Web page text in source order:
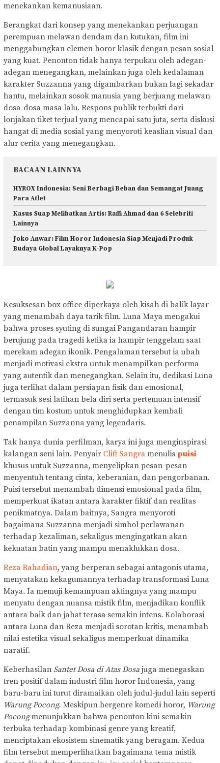
menekankan kemanusiaan.
Berangkat dari konsep yang menekankan perjuangan
perempuan melawan dendam dan kutukan, film ini
menggabungkan elemen horor klasik dengan pesan sosial
yang kuat. Penonton tidak hanya terpukau oleh adegan-
adegan menegangkan, melainkan juga oleh kedalaman
karakter Suzzanna yang digambarkan bukan lagi sekadar
hantu, melainkan sosok manusia yang berjuang melawan
dosa-dosa masa lalu. Respons publik terbukti dari
lonjakan tiket terjual yang mencapai satu juta, serta diskusi
hangat di media sosial yang menyoroti keaslian visual dan
alur cerita yang menegangkan.
BACAAN LAINNYA
HYROX Indonesia: Seni Berbagi Beban dan Semangat Juang
Para Atlet
Kasus Suap Melibatkan Artis: Raffi Ahmad dan 6 Selebriti
Lainnya
Joko Anwar: Film Horor Indonesia Siap Menjadi Produk
Budaya Global Layaknya K-Pop
Kesuksesan box office diperkaya oleh kisah di balik layar
yang menambah daya tarik film. Luna Maya mengakui
bahwa proses syuting di sungai Pangandaran hampir
berujung pada tragedi ketika ia hampir tenggelam saat
merekam adegan ikonik. Pengalaman tersebut ia ubah
menjadi motivasi ekstra untuk menampilkan performa
yang autentik dan menegangkan. Selain itu, dedikasi Luna
juga terlihat dalam persiapan fisik dan emosional,
termasuk sesi latihan bela diri serta pertemuan intensif
dengan tim kostum untuk menghidupkan kembali
penampilan Suzzanna yang legendaris.
Tak hanya dunia perfilman, karya ini juga menginspirasi
kalangan seni lain. Penyair Clift Sangra menulis puisi
khusus untuk Suzzanna, menyelipkan pesan-pesan
menyentuh tentang cinta, keberanian, dan pengorbanan.
Puisi tersebut menambah dimensi emosional pada film,
memperkuat ikatan antara karakter fiktif dan realitas
penikmatnya. Dalam baitnya, Sangra menyoroti
bagaimana Suzzanna menjadi simbol perlawanan
terhadap kezaliman, sekaligus mengingatkan akan
kekuatan batin yang mampu menaklukkan dosa.
Reza Rahadian, yang berperan sebagai antagonis utama,
menyatakan kekagumannya terhadap transformasi Luna
Maya. Ia memuji kemampuan aktingnya yang mampu
menyatu dengan nuansa mistik film, menjadikan konflik
antara baik dan jahat terasa semakin intens. Kolaborasi
antara Luna dan Reza menjadi sorotan kritis, menambah
nilai estetika visual sekaligus memperkuat dinamika
naratif.
Keberhasilan Santet Dosa di Atas Dosa juga menegaskan
tren positif dalam industri film horor Indonesia, yang
baru-baru ini turut diramaikan oleh judul-judul lain seperti
Warung Pocong. Meskipun bergenre komedi horor, Warung
Pocongmenunjukkan bahwa penonton kini semakin
terbuka terhadap kombinasi genre yang kreatif,
menciptakan ekosistem sinematik yang beragam. Kedua
film tersebut memperlihatkan bagaimana tema mistik